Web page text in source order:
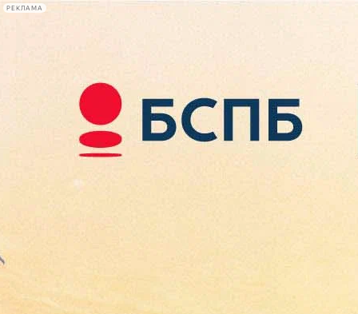
РЕКЛАМА
Сегодня:
2026.08.09
13:19
Афиша Plus